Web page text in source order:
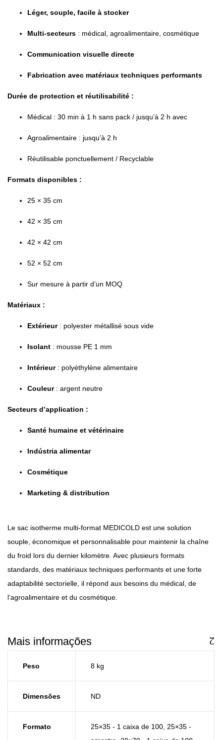
Léger, souple, facile à stocker
Multi-secteurs : médical, agroalimentaire, cosmétique
Communication visuelle directe
Fabrication avec matériaux techniques performants
Durée de protection et réutilisabilité :
Médical : 30 min à 1 h sans pack / jusqu’à 2 h avec
Agroalimentaire : jusqu’à 2 h
Réutilisable ponctuellement / Recyclable
Formats disponibles :
25 × 35 cm
42 × 35 cm
42 × 42 cm
52 × 52 cm
Sur mesure à partir d’un MOQ
Matériaux :
Extérieur: polyester métallisé sous vide
Isolant : mousse PE 1 mm
Intérieur: polyéthylène alimentaire
Couleur: argent neutre
Secteurs d’application :
Santé humaine et vétérinaire
Indústria alimentar
Cosmétique
Marketing & distribution
Le sac isotherme multi-format MEDICOLD est une solution
souple, économique et personnalisable pour maintenir la chaîne
du froid lors du dernier kilomètre. Avec plusieurs formats
standards, des matériaux techniques performants et une forte
adaptabilité sectorielle, il répond aux besoins du médical, de
l’agroalimentaire et du cosmétique.
Mais informações
Peso 8 kg
Dimensões ND
Formato 25×35 - 1 caixa de 100 25×35 -